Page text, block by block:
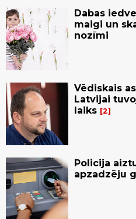
Dabas
maigi un
nozīmi
Vēdiskais
Latvijai
laiks
2
Policija
apzadzēju